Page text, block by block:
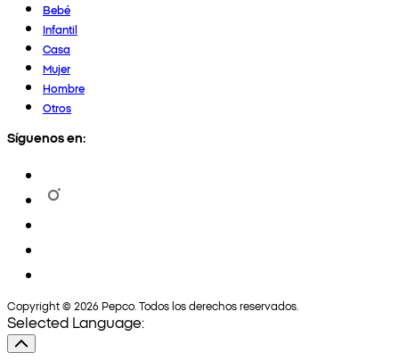
Bebé
Infantil
Casa
Mujer
Hombre
Otros
Síguenos en:
Copyright © 2026 Pepco. Todos los derechos reservados.
Selected Language: